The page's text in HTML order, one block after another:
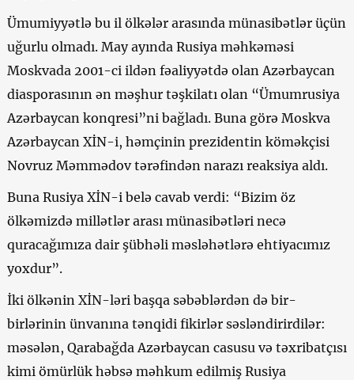
Ümumiyyətlə bu il ölkələr arasında münasibətlər üçün
uğurlu olmadı. May ayında Rusiya məhkəməsi
Moskvada 2001-ci ildən fəaliyyətdə olan Azərbaycan
diasporasının ən məşhur təşkilatı olan “Ümumrusiya
Azərbaycan konqresi”ni bağladı. Buna görə Moskva
Azərbaycan XİN-i, həmçinin prezidentin köməkçisi
Novruz Məmmədov tərəfindən narazı reaksiya aldı.
Buna Rusiya XİN-i belə cavab verdi: “Bizim öz
ölkəmizdə millətlər arası münasibətləri necə
quracağımıza dair şübhəli məsləhətlərə ehtiyacımız
yoxdur”.
İki ölkənin XİN-ləri başqa səbəblərdən də bir-
birlərinin ünvanına tənqidi fikirlər səsləndirirdilər:
məsələn, Qarabağda Azərbaycan casusu və təxribatçısı
kimi ömürlük həbsə məhkum edilmiş Rusiya